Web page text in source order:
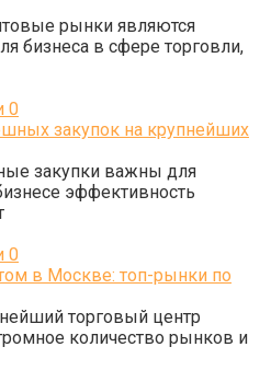
рынки являются
бизнеса в сфере торговли,
0
закупок на крупнейших
закупки важны для
эффективность
0
в Москве: топ-рынки по
торговый центр
количество рынков и